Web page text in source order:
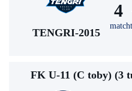
TENGRI-2015
4
FK U-11 (C toby) (3